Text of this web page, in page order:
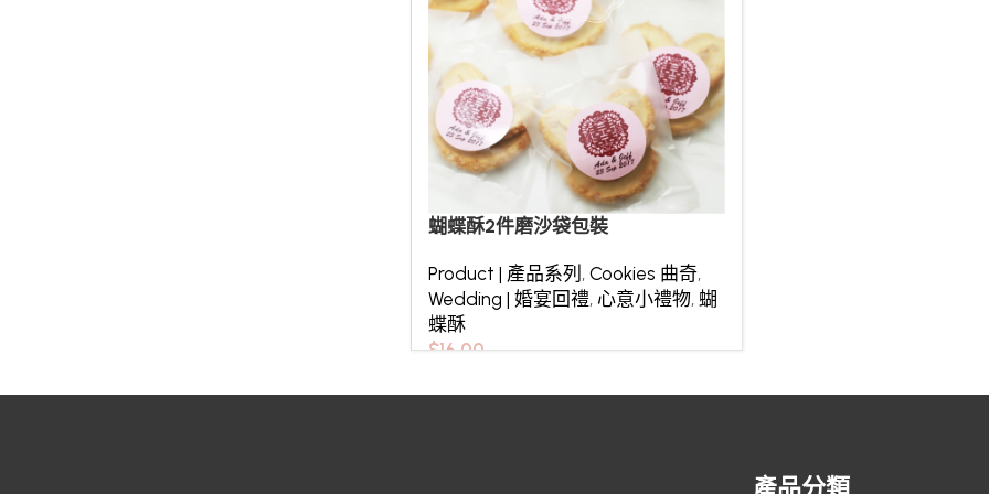
蝴蝶酥2件磨沙袋包裝
Product | 產品系列 , Cookies 曲奇,
Wedding | 婚宴回禮, 心意小禮物, 蝴
蝶酥
$16.00
產品分類